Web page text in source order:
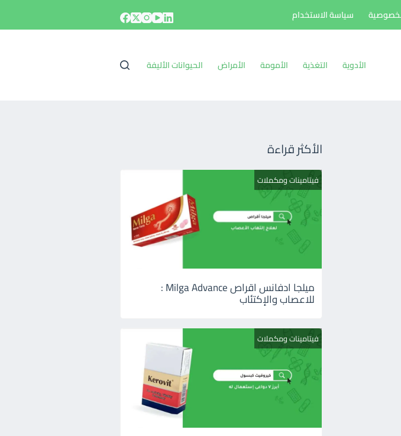
سياسة الاستخدام
الأدوية التغذية الأمومة الأمراض الحيوانات الأليفة
الأكثر قراءة
فيتامينات ومكملات
ميلجا ادفانس اقراص Milga Advance :
للاعصاب والإكتئاب
فيتامينات ومكملات